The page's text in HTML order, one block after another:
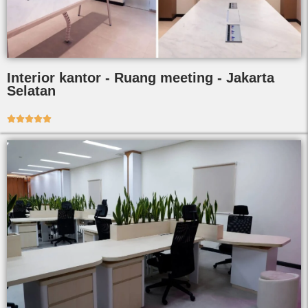
Interior kantor - Ruang meeting - Jakarta
Selatan
